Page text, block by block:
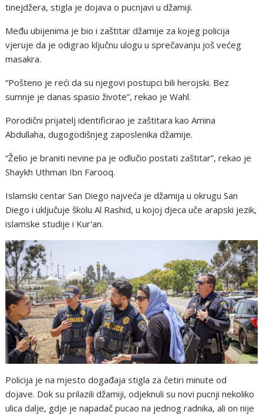
tinejdžera, stigla je dojava o pucnjavi u džamiji.
Među ubijenima je bio i zaštitar džamije za kojeg policija
vjeruje da je odigrao ključnu ulogu u sprečavanju još većeg
masakra.
“Pošteno je reći da su njegovi postupci bili herojski. Bez
sumnje je danas spasio živote”, rekao je Wahl.
Porodični prijatelj identificirao je zaštitara kao Amina
Abdullaha, dugogodišnjeg zaposlenika džamije.
“Želio je braniti nevine pa je odlučio postati zaštitar”, rekao je
Shaykh Uthman Ibn Farooq.
Islamski centar San Diego najveća je džamija u okrugu San
Diego i uključuje školu Al Rashid, u kojoj djeca uče arapski jezik,
islamske studije i Kur'an.
Policija je na mjesto događaja stigla za četiri minute od
dojave. Dok su prilazili džamiji, odjeknuli su novi pucnji nekoliko
ulica dalje, gdje je napadač pucao na jednog radnika, ali on nije